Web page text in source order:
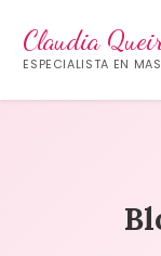
Claudia
ESPECIALISTA EN